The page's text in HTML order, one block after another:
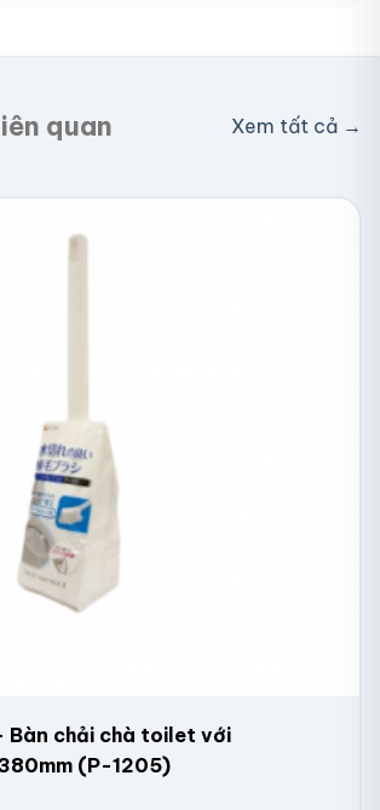
quan Xem tất cả →
Bàn chải chà toilet với
(P-1205)